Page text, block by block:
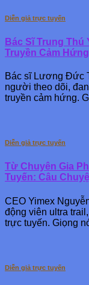
Diễn giả trực tuyến
Bác Sĩ Trung Thú
Truyền Cảm Hứng
Bác sĩ Lương Đức
người theo dõi,
truyền cảm hứng.
Diễn giả trực tuyến
Từ Chuyên Gia
Tuyến: Câu
CEO Yimex
động viên ultra
trực tuyến. Giọng
Diễn giả trực tuyến